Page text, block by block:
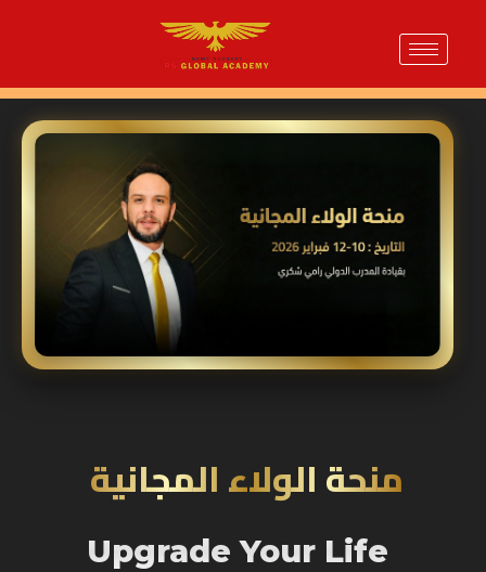
منحة الولاء المجانية
Upgrade Your Life